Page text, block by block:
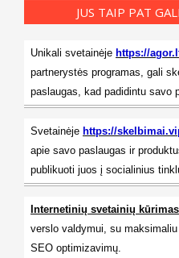
JUS TAIP PAT
Unikali svetainėje https://
partnerystės programas, gali
paslaugas, kad padidintu savo
Svetainėje https://
apie savo paslaugas ir
publikuoti juos į socialinius
Internetinių svetainių kūrimas
verslo valdymui, su
SEO optimizavimų.